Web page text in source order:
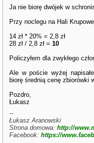
Ja nie biorę dwójek w
Przy noclegu na Hali
14 zł * 20% = 2,8 zł
28 zł / 2,8 zł =10
Policzyłem dla zwykłego
Ale w poście wyżej
biorę średnią cenę zbiorówki
Pozdro,
Łukasz
--
Łukasz Aranowski
Strona domowa:http://
Facebook:https://